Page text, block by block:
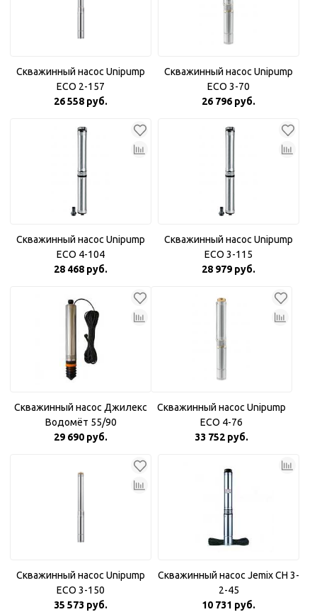
Скважинный насос Unipump
ECO 2-157
26 558 руб.
Скважинный насос Unipump
ECO 3-70
26 796 руб.
Скважинный насос Unipump
ECO 4-104
28 468 руб.
Скважинный насос Unipump
ECO 3-115
28 979 руб.
Скважинный насос Джилекс
Водомёт 55/90
29 690 руб.
Скважинный насос Unipump
ECO 4-76
33 752 руб.
Скважинный насос Unipump
ECO 3-150
35 573 руб.
Скважинный насос Jemix CH 3-
2-45
10 731 руб.